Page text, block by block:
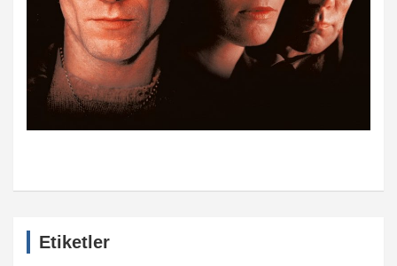
Etiketler